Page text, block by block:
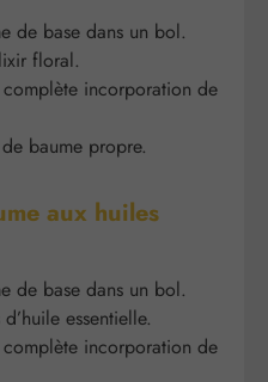
de base dans un bol.
floral.
incorporation de
baume propre.
aux huiles
de base dans un bol.
essentielle.
incorporation de